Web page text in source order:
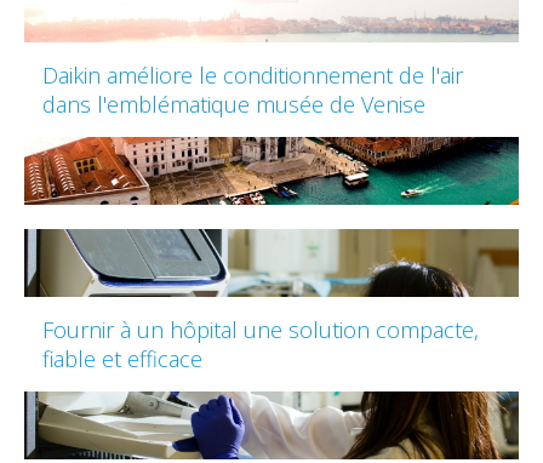
Daikin améliore le conditionnement de l'air
dans l'emblématique musée de Venise
Fournir à un hôpital une solution compacte,
fiable et efficace